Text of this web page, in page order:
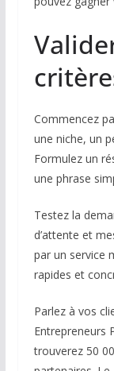
Commencez
une niche, un
Formulez un
une phrase
Testez la
d’attente et
par un service
rapides et
Parlez à vos
Entrepreneurs
trouverez 50